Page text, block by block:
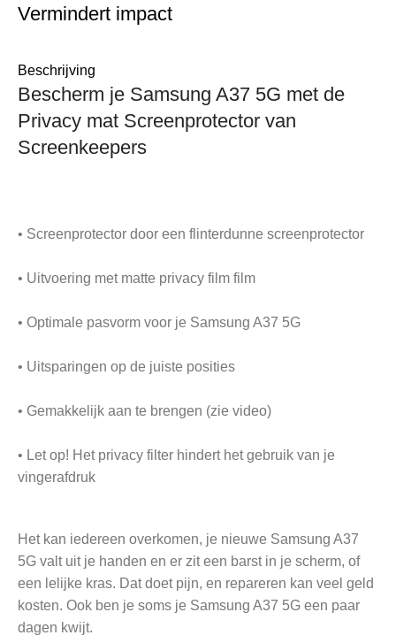
Vermindert impact
Beschrijving
Bescherm je Samsung A37 5G met de
Privacy mat Screenprotector van
Screenkeepers
• Screenprotector door een flinterdunne screenprotector
• Uitvoering met matte privacy film film
• Optimale pasvorm voor je Samsung A37 5G
• Uitsparingen op de juiste posities
• Gemakkelijk aan te brengen (zie video)
• Let op! Het privacy filter hindert het gebruik van je
vingerafdruk
Het kan iedereen overkomen, je nieuwe Samsung A37
5G valt uit je handen en er zit een barst in je scherm, of
een lelijke kras. Dat doet pijn, en repareren kan veel geld
kosten. Ook ben je soms je Samsung A37 5G een paar
dagen kwijt.